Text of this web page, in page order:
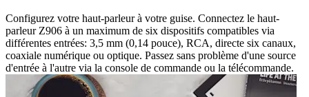
Configurez votre haut-parleur à votre guise. Connectez le haut-
parleur Z906 à un maximum de six dispositifs compatibles via
différentes entrées: 3,5 mm (0,14 pouce), RCA, directe six canaux,
coaxiale numérique ou optique. Passez sans problème d'une source
d'entrée à l'autre via la console de commande ou la télécommande.